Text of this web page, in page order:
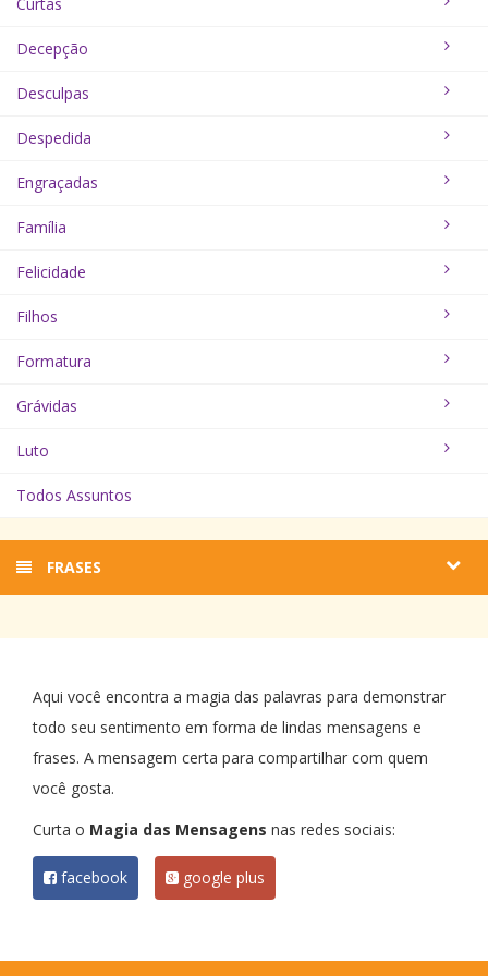
Decepção
Desculpas
Despedida
Engraçadas
Família
Felicidade
Filhos
Formatura
Grávidas
Luto
Todos Assuntos
FRASES
Aqui você encontra a magia das palavras para demonstrar
todo seu sentimento em forma de lindas mensagens e
frases. A mensagem certa para compartilhar com quem
você gosta.
Curta o Magia das Mensagens nas redes sociais:
facebook google plus